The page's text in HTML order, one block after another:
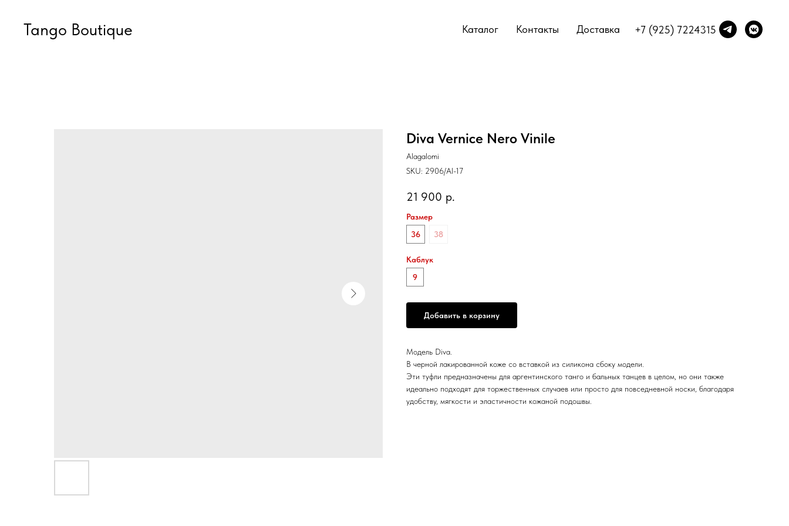
Tango Boutique Каталог Контакты Доставка +7 (925) 7224315
Diva Vernice Nero Vinile
Alagalomi
SKU: 2906/Al-17
21 900 р.
Размер
36
38
Каблук
9
Добавить в корзину
Модель Diva.
В черной лакированной коже со вставкой из силикона сбоку модели.
Эти туфли предназначены для аргентинского танго и бальных танцев в целом, но они также
идеально подходят для торжественных случаев или просто для повседневной носки, благодаря
удобству, мягкости и эластичности кожаной подошвы.